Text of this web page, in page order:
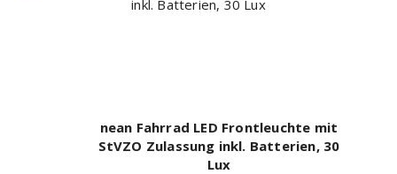
nean Fahrrad LED Frontleuchte mit
StVZO Zulassung inkl. Batterien, 30
Lux